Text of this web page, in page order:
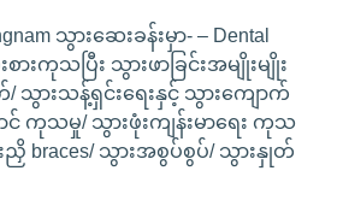
သွားဆေးခန်းမှာ- – Dental
စားကုသပြီး သွားဖာခြင်းအမျိုးမျိုး
သွားသန့်ရှင်းရေးနှင့် သွားကျောက်
ာင် ကုသမှု/ သွားဖုံးကျန်းမာရေး ကုသ
ညှိ braces/ သွားအစွပ်စွပ်/ သွားနှုတ်